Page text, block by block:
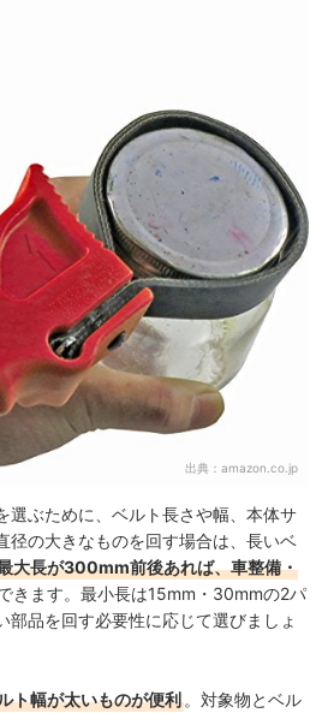
出典： amazon.co.jp
選ぶために、ベルト長さや幅、本体サ
径の大きなものを回す場合は、長いベ
大長が300mm前後あれば、車整備・
きます。最小長は15mm・30mmの2パ
部品を回す必要性に応じて選びましょ
ト幅が太いものが便利 。対象物とベル